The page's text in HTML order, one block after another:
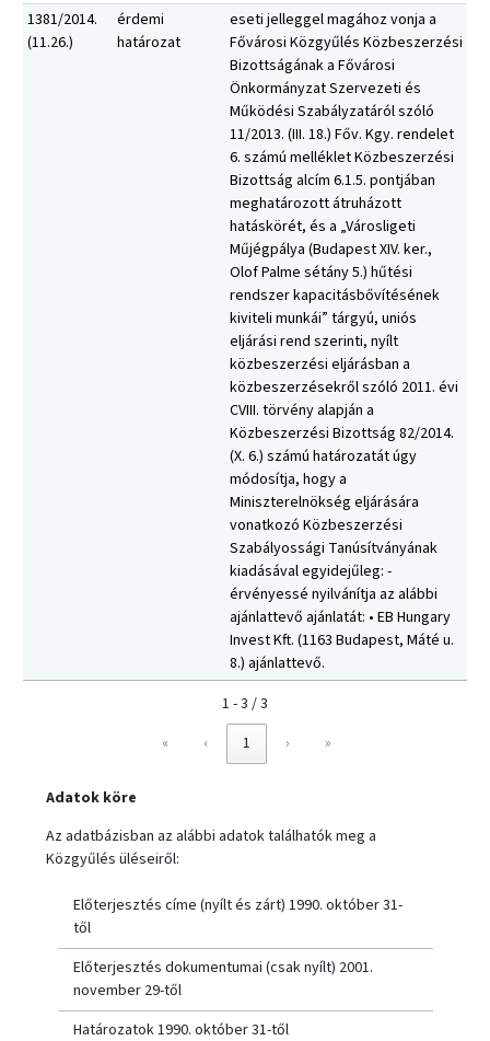
1381/2014.
(11.26.)
érdemi
határozat
eseti jelleggel magához vonja a
Fővárosi Közgyűlés Közbeszerzési
Bizottságának a Fővárosi
Önkormányzat Szervezeti és
Működési Szabályzatáról szóló
11/2013. (III. 18.) Főv. Kgy. rendelet
6. számú melléklet Közbeszerzési
Bizottság alcím 6.1.5. pontjában
meghatározott átruházott
hatáskörét, és a „Városligeti
Műjégpálya (Budapest XIV. ker.,
Olof Palme sétány 5.) hűtési
rendszer kapacitásbővítésének
kiviteli munkái” tárgyú, uniós
eljárási rend szerinti, nyílt
közbeszerzési eljárásban a
közbeszerzésekről szóló 2011. évi
CVIII. törvény alapján a
Közbeszerzési Bizottság 82/2014.
(X. 6.) számú határozatát úgy
módosítja, hogy a
Miniszterelnökség eljárására
vonatkozó Közbeszerzési
Szabályossági Tanúsítványának
kiadásával egyidejűleg: -
érvényessé nyilvánítja az alábbi
ajánlattevő ajánlatát: • EB Hungary
Invest Kft. (1163 Budapest, Máté u.
8.) ajánlattevő.
1 - 3 / 3
«
‹ 1 › »
Adatok köre
Az adatbázisban az alábbi adatok találhatók meg a
Közgyűlés üléseiről:
Előterjesztés címe (nyílt és zárt) 1990. október 31-
től
Előterjesztés dokumentumai (csak nyílt) 2001.
november 29-től
Határozatok 1990. október 31-től